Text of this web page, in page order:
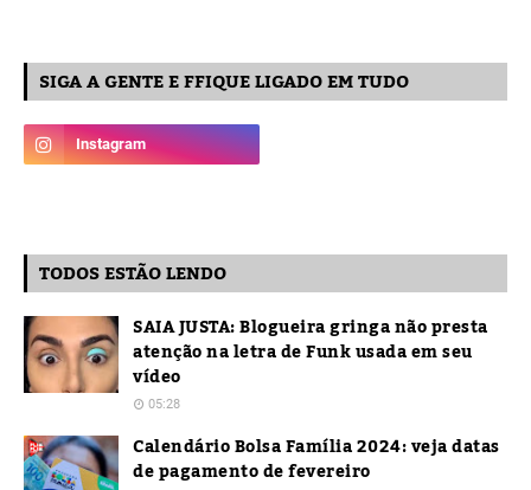
SIGA A GENTE E FFIQUE LIGADO EM TUDO
TODOS ESTÃO LENDO
SAIA JUSTA: Blogueira gringa não presta
atenção na letra de Funk usada em seu
vídeo
05:28
Calendário Bolsa Família 2024: veja datas
de pagamento de fevereiro